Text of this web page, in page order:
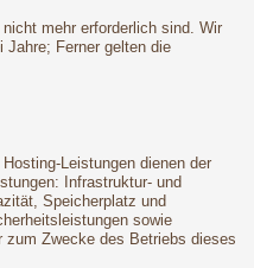
mehr erforderlich sind. Wir
Jahre; Ferner gelten die
Leistungen dienen der
Infrastruktur- und
Speicherplatz und
sowie
zum Zwecke des Betriebs dieses